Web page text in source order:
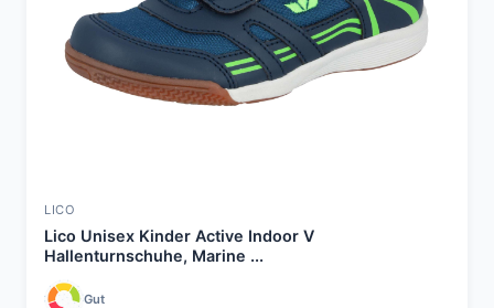
LICO
Lico Unisex Kinder Active Indoor V
Hallenturnschuhe, Marine ...
Gut